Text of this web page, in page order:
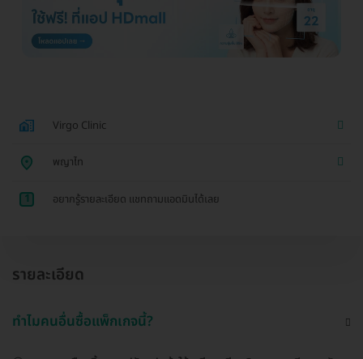
Virgo Clinic
พญาไท
1 อยากรู้รายละเอียด แชทถามแอดมินได้เลย
รายละเอียด
ทำไมคนอื่นซื้อแพ็กเกจนี้?